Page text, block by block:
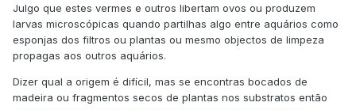
Julgo que estes vermes e outros libertam ovos ou produzem
larvas microscópicas quando partilhas algo entre aquários como
esponjas dos filtros ou plantas ou mesmo objectos de limpeza
propagas aos outros aquários.
Dizer qual a origem é difícil, mas se encontras bocados de
madeira ou fragmentos secos de plantas nos substratos então